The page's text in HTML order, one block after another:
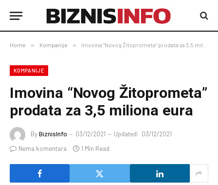
Home » Kompanije » Imovina “Novog Žitoprometa” prodata za 3,5 miliona eura
KOMPANIJE
Imovina “Novog Žitoprometa”
prodata za 3,5 miliona eura
ByBiznisInfo 03/12/2021 Updated: 03/12/2021
Nema komentara
1 Min Read